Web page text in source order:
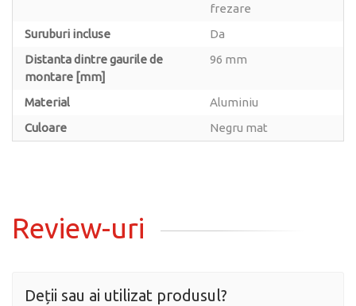
frezare
Suruburi incluse
Da
Distanta dintre gaurile de
montare [mm]
96 mm
Material
Aluminiu
Culoare
Negru mat
Review-uri
Deții sau ai utilizat produsul?